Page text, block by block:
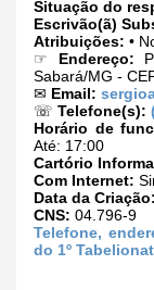
Situação do
Escrivão(ã)
Atribuições: •
☞ Endereço:
Sabará/MG -
✉ Email:
☏ Telefone(s):
Horário de
Até: 17:00
Cartório
Com Internet:
Data da Criação:
CNS: 04.796-9
Telefone,
do 1º